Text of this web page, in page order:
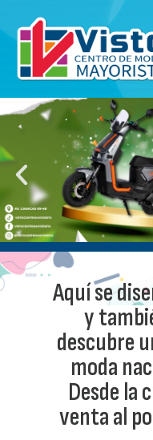
Aquí se
y
descubre
moda
Desde la
venta al